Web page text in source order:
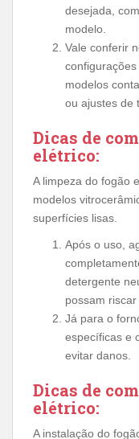
desejada,
modelo.
Vale conferir
modelos
ou ajustes de
Dicas de
elétrico:
A limpeza do fogão
modelos
superfícies lisas.
Após o uso,
detergente
possam riscar
Já para o
específicas e
evitar danos.
Dicas de
elétrico:
A instalação do